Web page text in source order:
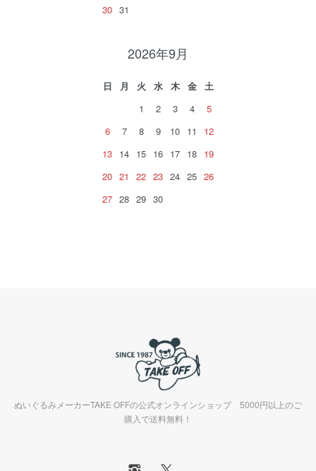
30 31
2026年9月
日 月 火 水 木 金
土
1
2 3 4
5
6
7 8 9 10 11
12
13 14 15 16 17 18 19
20 21 22 23 24 25 26
27 28 29 30
ぬいぐるみメーカーTAKE OFFの公式オンラインショップ 5000円以上のご
購入で送料無料！